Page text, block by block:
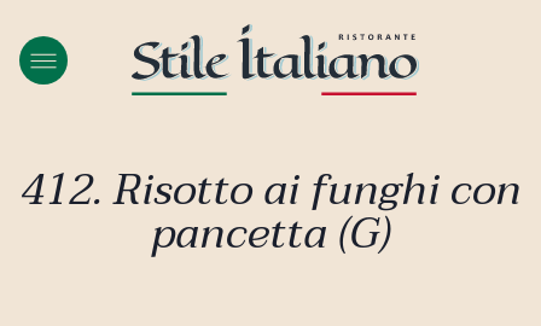
412. Risotto ai funghi con
pancetta (G)